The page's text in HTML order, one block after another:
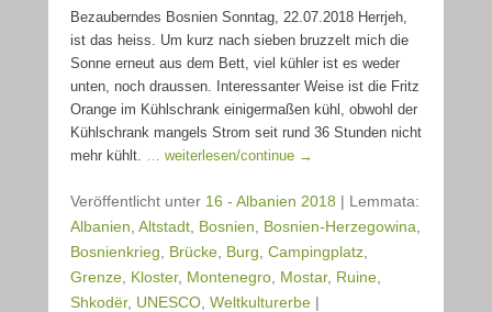
Bezauberndes Bosnien Sonntag, 22.07.2018 Herrjeh,
ist das heiss. Um kurz nach sieben bruzzelt mich die
Sonne erneut aus dem Bett, viel kühler ist es weder
unten, noch draussen. Interessanter Weise ist die Fritz
Orange im Kühlschrank einigermaßen kühl, obwohl der
Kühlschrank mangels Strom seit rund 36 Stunden nicht
mehr kühlt.
… weiterlesen/continue →
Veröffentlicht unter 16 - Albanien 2018 | Lemmata:
Albanien Altstadt Bosnien Bosnien-Herzegowina
Bosnienkrieg
Brücke Burg Campingplatz
Grenze Kloster, Montenegro Mostar, Ruine
Shkodër, UNESCO Weltkulturerbe |